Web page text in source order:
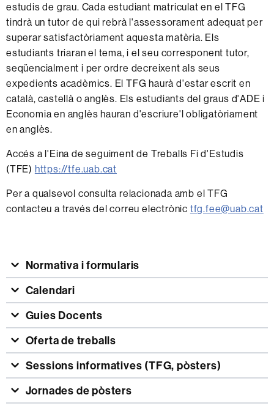
estudis de grau. Cada estudiant matriculat en el TFG
tindrà un tutor de qui rebrà l'assessorament adequat per
superar satisfactòriament aquesta matèria. Els
estudiants triaran el tema, i el seu corresponent tutor,
seqüencialment i per ordre decreixent als seus
expedients acadèmics. El TFG haurà d'estar escrit en
català, castellà o anglès. Els estudiants del graus d'ADE i
Economia en anglès hauran d'escriure'l obligatòriament
en anglès.
Accés a l'Eina de seguiment de Treballs Fi d'Estudis
(TFE) https://tfe.uab.cat
Per a qualsevol consulta relacionada amb el TFG
contacteu a través del correu electrònic tfg.fee@uab.cat
Normativa i formularis
Calendari
Guies Docents
Oferta de treballs
Sessions informatives (TFG, pòsters)
Jornades de pòsters